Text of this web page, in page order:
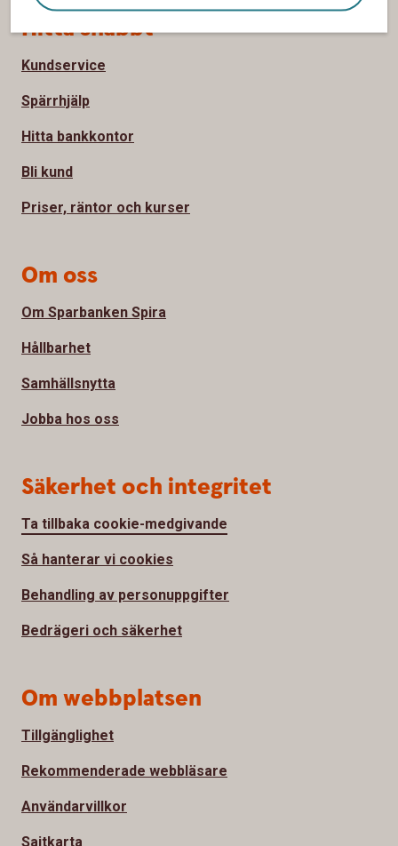
Sidfot
Hitta snabbt
Kundservice
Spärrhjälp
Hitta bankkontor
Bli kund
Priser, räntor och kurser
Om oss
Om Sparbanken Spira
Hållbarhet
Samhällsnytta
Jobba hos oss
Säkerhet och integritet
Ta tillbaka cookie-medgivande
Så hanterar vi cookies
Behandling av personuppgifter
Bedrägeri och säkerhet
Om webbplatsen
Tillgänglighet
Rekommenderade webbläsare
Användarvillkor
Sajtkarta